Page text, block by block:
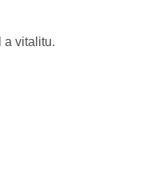
a vitalitu.